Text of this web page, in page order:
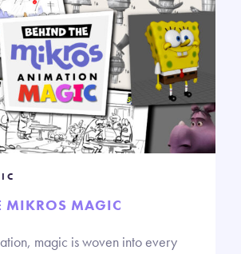
MIKROS MAGIC
magic is woven into every